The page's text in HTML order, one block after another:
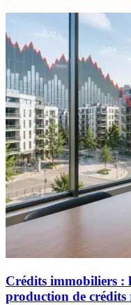
Crédits immobiliers :
production de crédits